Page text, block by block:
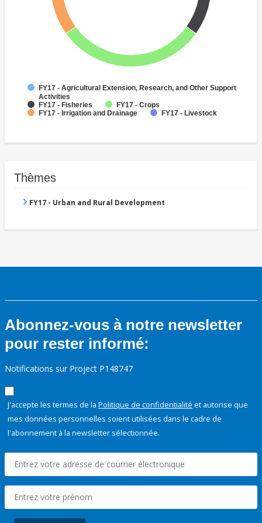
FY17 - Agricultural Extension, Research, and Other Support
Activities
FY17 - Fisheries
FY17 - Crops
FY17 - Irrigation and Drainage
FY17 - Livestock
Thèmes
FY17 - Urban and Rural Development
Abonnez-vous à notre newsletter
pour rester informé:
Notifications sur Project P148747
J'accepte les termes de la Politique de confidentialité et autorise que
mes données personnelles soient utilisées dans le cadre de
l'abonnement à la newsletter sélectionnée.